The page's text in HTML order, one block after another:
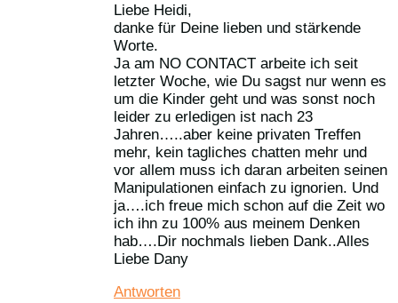
Liebe Heidi,
danke für Deine lieben und stärkende
Worte.
Ja am NO CONTACT arbeite ich seit
letzter Woche, wie Du sagst nur wenn es
um die Kinder geht und was sonst noch
leider zu erledigen ist nach 23
Jahren…..aber keine privaten Treffen
mehr, kein tagliches chatten mehr und
vor allem muss ich daran arbeiten seinen
Manipulationen einfach zu ignorien. Und
ja….ich freue mich schon auf die Zeit wo
ich ihn zu 100% aus meinem Denken
hab….Dir nochmals lieben Dank..Alles
Liebe Dany
Antworten